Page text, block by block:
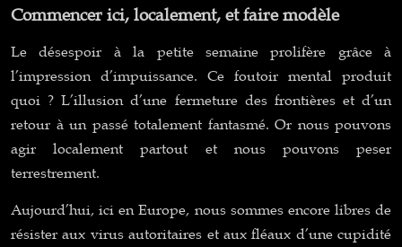
Commencer ici, localement, et faire modèle
Le désespoir à la petite semaine prolifère grâce à
l’impression d’impuissance. Ce foutoir mental produit
quoi ? L’illusion d’une fermeture des frontières et d’un
retour à un passé totalement fantasmé. Or nous pouvons
agir localement partout et nous pouvons peser
terrestrement.
Aujourd’hui, ici en Europe, nous sommes encore libres de
résister aux virus autoritaires et aux fléaux d’une cupidité